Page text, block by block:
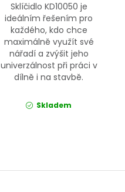
Sklíčidlo KD10050 je
ideálním řešením pro
každého, kdo chce
maximálně využít své
nářadí a zvýšit jeho
univerzálnost při práci v
dílně i na stavbě.
Skladem